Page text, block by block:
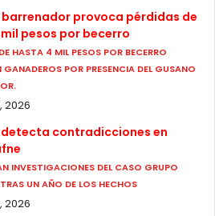
barrenador provoca pérdidas de
pesos por becerro
HASTA 4 MIL PESOS POR BECERRO
GANADEROS POR PRESENCIA DEL GUSANO
2026
detecta contradicciones en
INVESTIGACIONES DEL CASO GRUPO
UN AÑO DE LOS HECHOS
2026